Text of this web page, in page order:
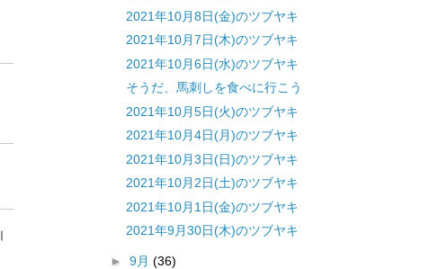
2021年10月8日(金)のツブヤキ
2021年10月7日(木)のツブヤキ
2021年10月6日(水)のツブヤキ
そうだ、馬刺しを食べに行こう
2021年10月5日(火)のツブヤキ
2021年10月4日(月)のツブヤキ
2021年10月3日(日)のツブヤキ
2021年10月2日(土)のツブヤキ
2021年10月1日(金)のツブヤキ
2021年9月30日(木)のツブヤキ
► 9月 (36)